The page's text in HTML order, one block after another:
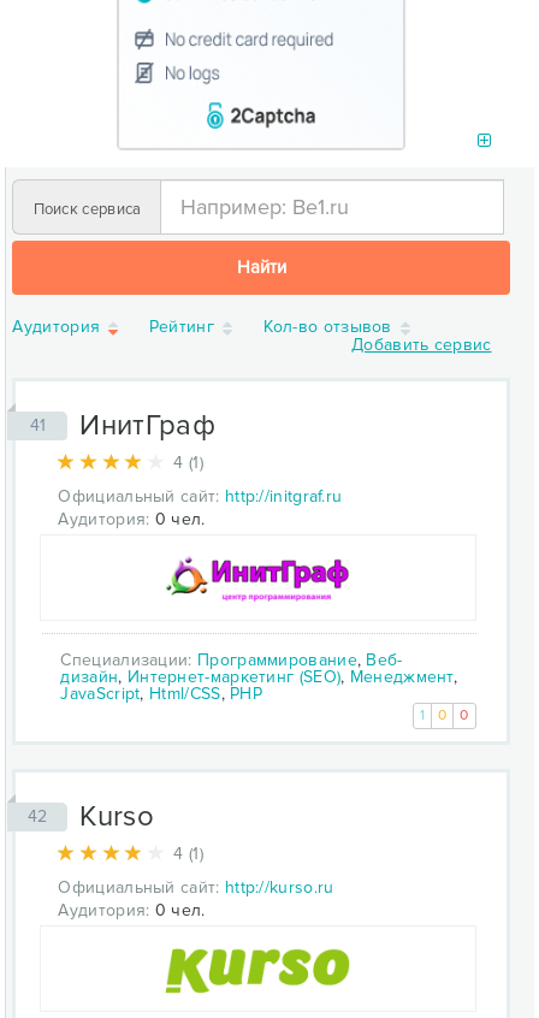
Поиск сервиса
Найти
Аудитория Рейтинг
Кол-во отзывов
Добавить сервис
41 ИнитГраф
4 (1)
Официальный сайт: http://initgraf.ru
Аудитория: 0 чел.
Специализации: Программирование, Веб-
дизайн, Интернет-маркетинг (SEO), Менеджмент,
JavaScript, Html/CSS, PHP
1 0 0
42 Kurso
4 (1)
Официальный сайт: http://kurso.ru
Аудитория: 0 чел.